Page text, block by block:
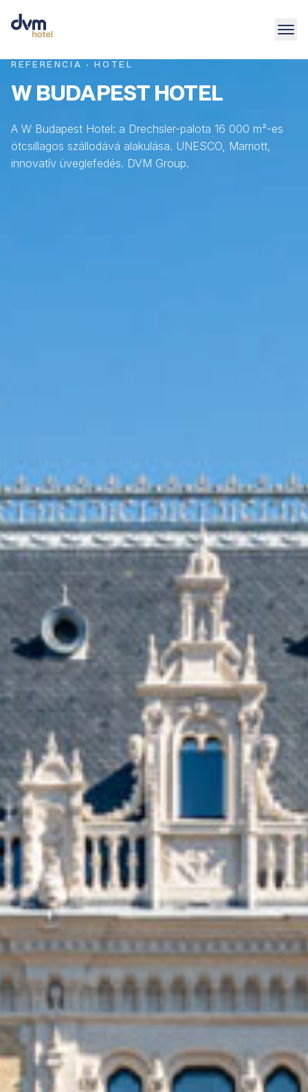
REFERENCIA · HOTEL
W BUDAPEST HOTEL
A W Budapest Hotel: a Drechsler-palota 16 000 m²-es
ötcsillagos szállodává alakulása. UNESCO, Marriott,
innovatív üveglefedés. DVM Group.